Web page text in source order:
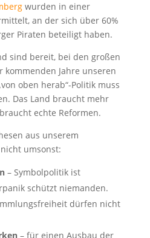
wurden in einer
an der sich über 60%
Piraten beteiligt haben.
sind bereit, bei den großen
Jahre unseren
oben herab“-Politik muss
Das Land braucht mehr
echte Reformen.
aus unserem
umsonst:
– Symbolpolitik ist
schützt niemanden.
dürfen nicht
– für einen Ausbau der